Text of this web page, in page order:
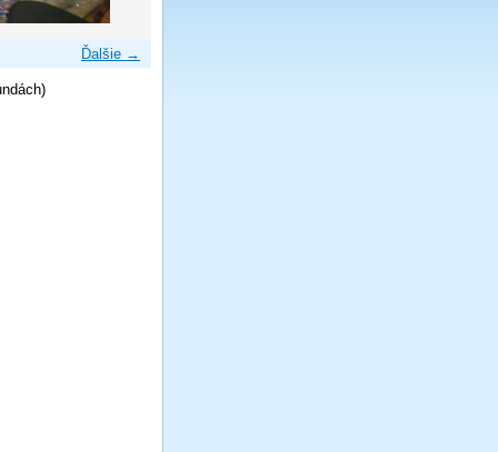
Ďalšie →